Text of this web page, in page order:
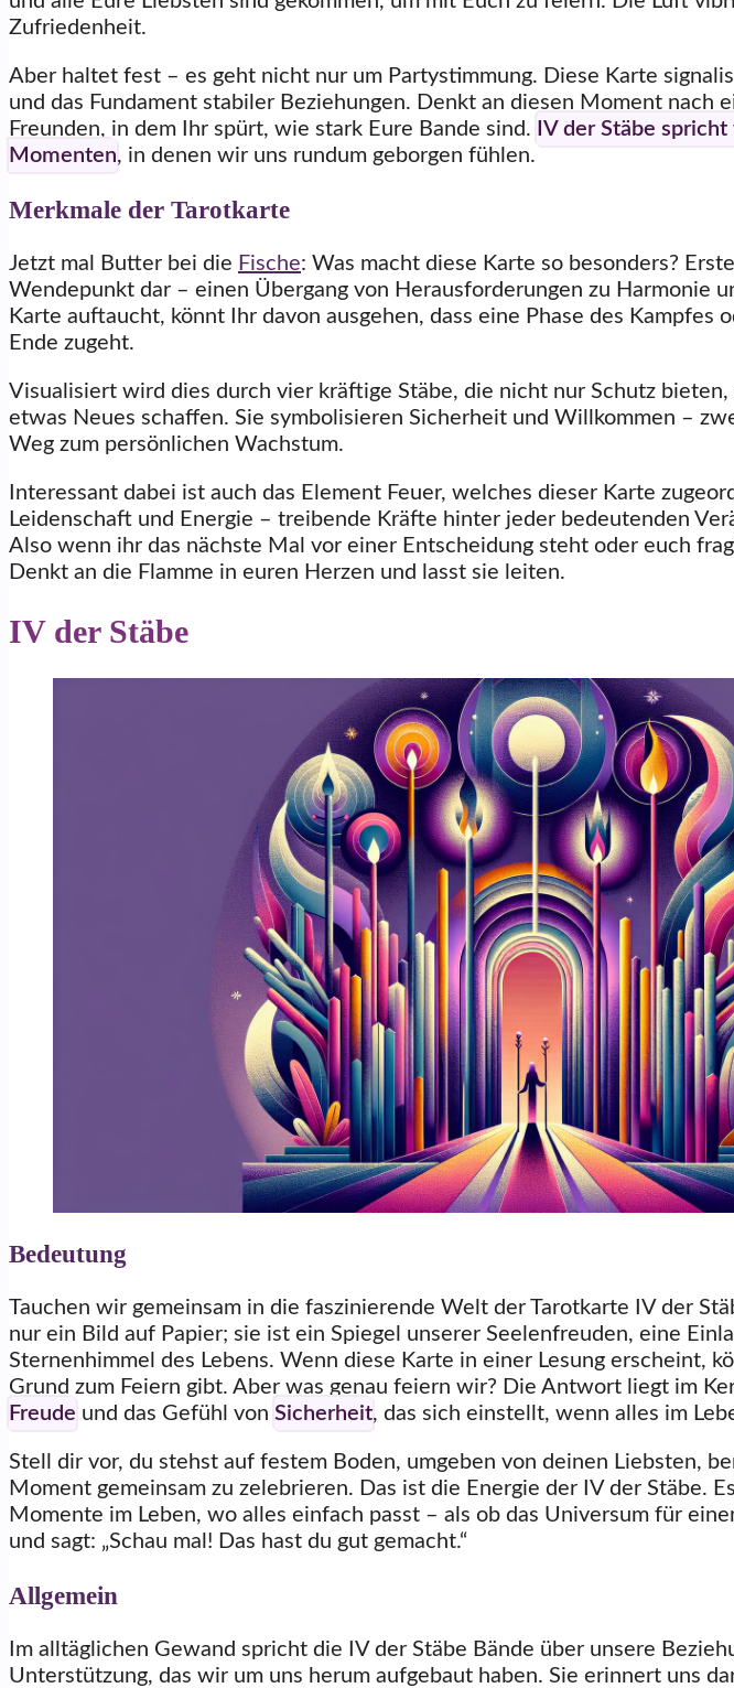
Zufriedenheit.
Aber haltet fest – es geht nicht nur um Partystimmung. Diese Karte
und das Fundament stabiler Beziehungen. Denkt an diesen Moment nach
Freunden, in dem Ihr spürt, wie stark Eure Bande sind. IV der Stäbe
Momenten, in denen wir uns rundum geborgen fühlen.
Merkmale der Tarotkarte
Jetzt mal Butter bei die Fische: Was macht diese Karte so besonders?
Wendepunkt dar – einen Übergang von Herausforderungen zu Harmonie
Karte auftaucht, könnt Ihr davon ausgehen, dass eine Phase des Kampfes
Ende zugeht.
Visualisiert wird dies durch vier kräftige Stäbe, die nicht nur Schutz
etwas Neues schaffen. Sie symbolisieren Sicherheit und Willkommen –
Weg zum persönlichen Wachstum.
Interessant dabei ist auch das Element Feuer, welches dieser Karte
Leidenschaft und Energie – treibende Kräfte hinter jeder bedeutenden
Also wenn ihr das nächste Mal vor einer Entscheidung steht oder euch
Denkt an die Flamme in euren Herzen und lasst sie leiten.
IV der Stäbe
Bedeutung
Tauchen wir gemeinsam in die faszinierende Welt der Tarotkarte IV der
nur ein Bild auf Papier; sie ist ein Spiegel unserer Seelenfreuden, eine
Sternenhimmel des Lebens. Wenn diese Karte in einer Lesung erscheint,
Grund zum Feiern gibt. Aber was genau feiern wir? Die Antwort liegt im
Freude und das Gefühl von Sicherheit, das sich einstellt, wenn alles im
Stell dir vor, du stehst auf festem Boden, umgeben von deinen Liebsten,
Moment gemeinsam zu zelebrieren. Das ist die Energie der IV der Stäbe.
Momente im Leben, wo alles einfach passt – als ob das Universum für
und sagt: „Schau mal! Das hast du gut gemacht.“
Allgemein
Im alltäglichen Gewand spricht die IV der Stäbe Bände über unsere
Unterstützung, das wir um uns herum aufgebaut haben. Sie erinnert uns